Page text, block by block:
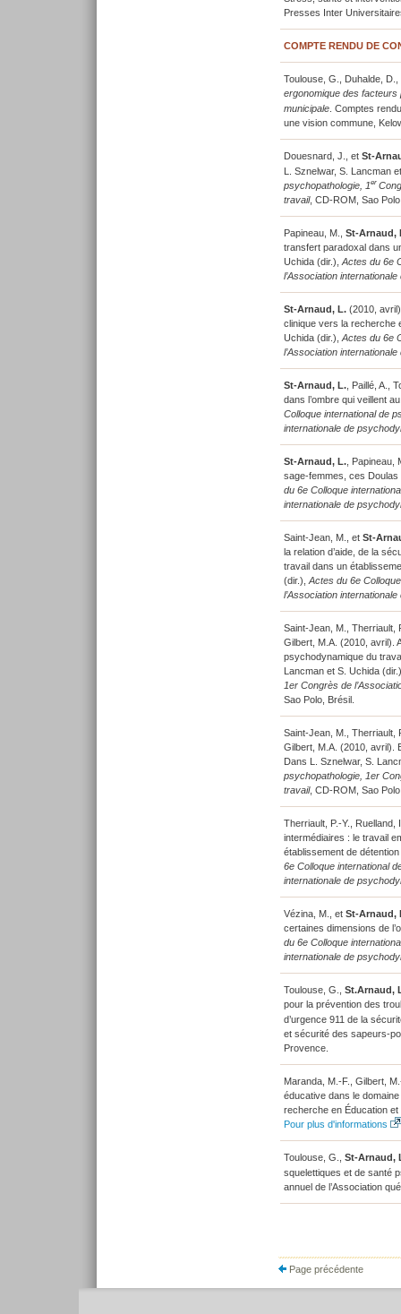
Presses Inter
COMPTE RENDU DE
Toulouse, G., Duhalde,
ergonomique des facteurs
municipale. Comptes
une vision commune,
Douesnard, J., et St-
L. Sznelwar, S. Lancman
psychopathologie, 1er
travail, CD-ROM, Sao
Papineau, M., St-Arnaud,
transfert paradoxal dans
Uchida (dir.), Actes du 6e
l’Association
St-Arnaud, L.(2010,
clinique vers la recherche
Uchida (dir.), Actes du 6e
l’Association
St-Arnaud, L., Paillé, A.,
dans l’ombre qui veillent
Colloque international de
internationale de
St-Arnaud, L., Papineau,
sage-femmes, ces
du 6e Colloque
internationale de
Saint-Jean, M., et St-
la relation d’aide, de la
travail dans un
(dir.), Actes du 6e
l’Association
Saint-Jean, M., Therriault,
Gilbert, M.A. (2010, avril).
psychodynamique du
Lancman et S. Uchida
1er Congrès de
Sao Polo, Brésil.
Saint-Jean, M., Therriault,
Gilbert, M.A. (2010, avril).
Dans L. Sznelwar, S.
psychopathologie, 1er
travail, CD-ROM, Sao
Therriault, P.-Y., Ruelland,
intermédiaires : le travail
établissement de
6e Colloque international
internationale de
Vézina, M., et St-Arnaud,
certaines dimensions de
du 6e Colloque
internationale de
Toulouse, G., St.Arnaud,
pour la prévention des
d’urgence 911 de la
et sécurité des sapeurs-
Provence.
Maranda, M.-F., Gilbert,
éducative dans le
recherche en Éducation
Pour plus d'informations
Toulouse, G., St-Arnaud,
squelettiques et de santé
annuel de l’Association
Page précédente